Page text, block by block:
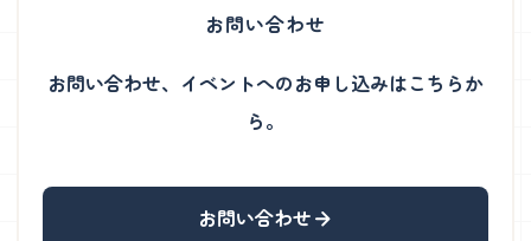
お問い合わせ
お問い合わせ、イベントへのお申し込みはこちらか
ら。
お問い合わせ